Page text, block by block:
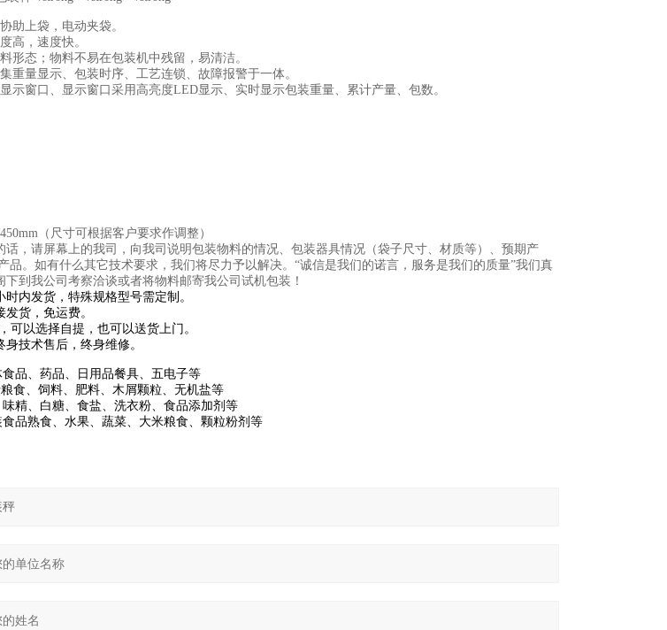
助上袋，电动夹袋。
高，速度快。
形态；物料不易在包装机中残留，易清洁。
重量显示、包装时序、工艺连锁、故障报警于一体。
示窗口、显示窗口采用高亮度LED显示、实时显示包装重量、累计产量、包数。
（尺寸可根据客户要求作调整）
，请屏幕上的我司，向我司说明包装物料的情况、包装器具情况（袋子尺寸、材质等）、预期产
品。如有什么其它技术要求，我们将尽力予以解决。“诚信是我们的诺言，服务是我们的质量”我们真
到我公司考察洽谈或者将物料邮寄我公司试机包装！
内发货，特殊规格型号需定制。
货，免运费。
可以选择自提，也可以送货上门。
技术售后，终身维修。
品、药品、日用品餐具、五电子等
食、饲料、肥料、木屑颗粒、无机盐等
精、白糖、食盐、洗衣粉、食品添加剂等
品熟食、水果、蔬菜、大米粮食、颗粒粉剂等